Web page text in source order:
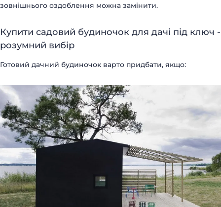
(098) 853-40-40
(095) 853-40-40
+380988534040
info@blockmodul.com.ua
Офіс: г. Киев, ул Ильинская 12
Пн-Пт: 9:00-18:00 / Сб: 9:00-16:00
зовнішнього оздоблення можна замінити.
Купити садовий будиночок для дачі під ключ -
розумний вибір
Готовий дачний будиночок варто придбати, якщо: